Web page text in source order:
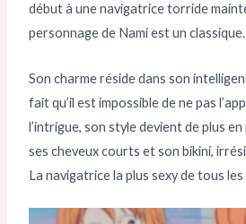
début à une navigatrice torride
personnage de Nami est un classique.
Son charme réside dans son
fait qu’il est impossible de ne pas
l’intrigue, son style devient de plus
ses cheveux courts et son bikini,
La navigatrice la plus sexy de tous